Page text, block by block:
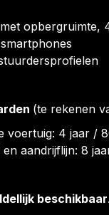
opbergruimte,
(te rekenen
voertuig: 4 jaar /
aandrijflijn: 8
beschikbaar